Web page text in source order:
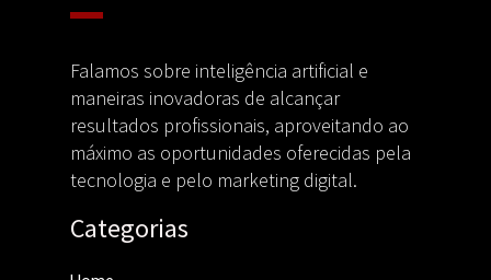
Falamos sobre inteligência artificial e
maneiras inovadoras de alcançar
resultados profissionais, aproveitando ao
máximo as oportunidades oferecidas pela
tecnologia e pelo marketing digital.
Categorias